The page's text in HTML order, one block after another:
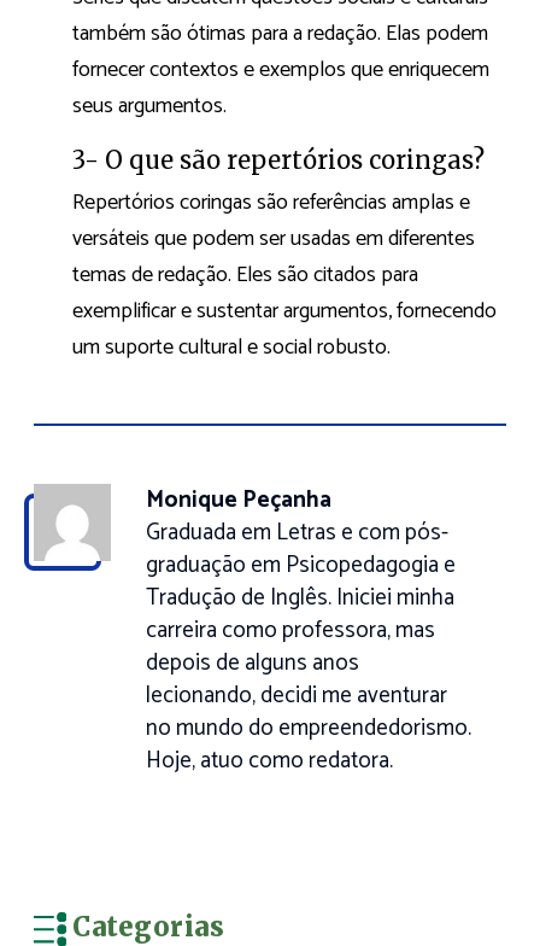
também são ótimas para a redação. Elas podem
fornecer contextos e exemplos que enriquecem
seus argumentos.
3- O que são repertórios coringas?
Repertórios coringas são referências amplas e
versáteis que podem ser usadas em diferentes
temas de redação. Eles são citados para
exemplificar e sustentar argumentos, fornecendo
um suporte cultural e social robusto.
Monique Peçanha
Graduada em Letras e com pós-
graduação em Psicopedagogia e
Tradução de Inglês. Iniciei minha
carreira como professora, mas
depois de alguns anos
lecionando, decidi me aventurar
no mundo do empreendedorismo.
Hoje, atuo como redatora.
Categorias